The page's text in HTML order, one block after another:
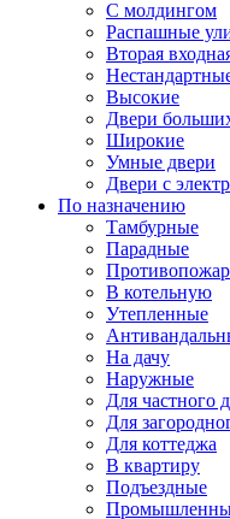
С молдингом
Распашные
Вторая
Высокие
Двери
Широкие
Умные двери
Двери с
По назначению
Тамбурные
Парадные
В котельную
Утепленные
На дачу
Наружные
Для частного
Для
Для коттеджа
В квартиру
Подъездные